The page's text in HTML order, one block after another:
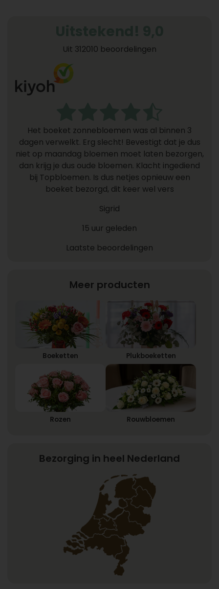
Uit 312010 beoordelingen
Het boeket zonnebloemen was al binnen 3
dagen verwelkt. Erg slecht! Bevestigt dat je dus
niet op maandag bloemen moet laten bezorgen,
dan krijg je dus oude bloemen. Klacht ingediend
bij Topbloemen. Is dus netjes opnieuw een
boeket bezorgd, dit keer wel vers
Sigrid
15 uur geleden
Laatste beoordelingen
Meer producten
Boeketten Plukboeketten
Rozen Rouwbloemen
Bezorging in heel Nederland